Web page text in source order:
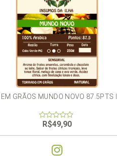
GRÃOS MUNDO NOVO 87.5PTS
of
R$49,90